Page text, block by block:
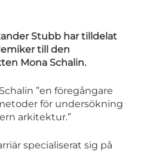
Stubb har tilldelat
till den
Mona Schalin.
”en föregångare
för undersökning
arkitektur.”
specialiserat sig på